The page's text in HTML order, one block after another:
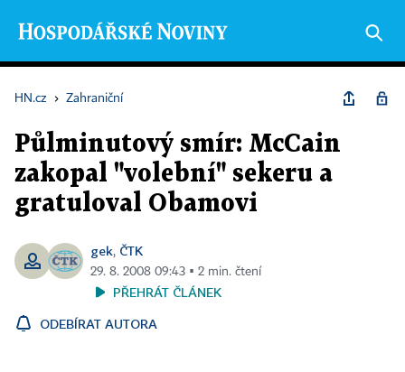
HN.cz › Zahraniční
Půlminutový smír: McCain
zakopal "volební" sekeru a
gratuloval Obamovi
gek, ČTK
29. 8. 2008 09:43 ▪ 2 min. čtení
PŘEHRÁT ČLÁNEK
ODEBÍRAT AUTORA